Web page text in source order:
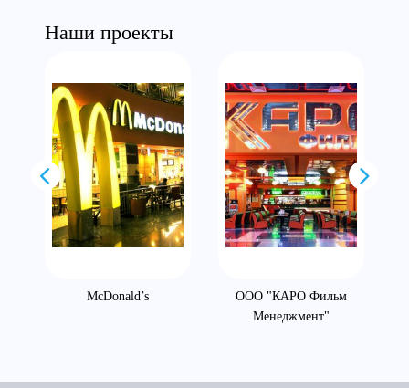
Наши проекты
McDonald’s
ООО "КАРО Фильм
Менеджмент"